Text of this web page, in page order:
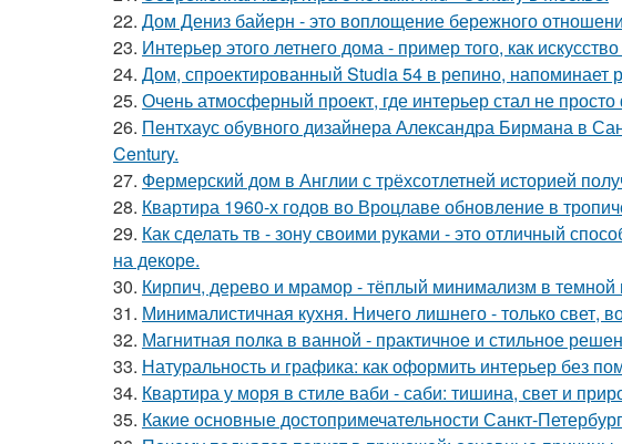
22. Дом Дениз байерн - это воплощение бережного
23. Интерьер этого летнего дома - пример того, как
24. Дом, спроектированный Studia 54 в репино, напоминает
25. Очень атмосферный проект, где интерьер стал не
26. Пентхаус обувного дизайнера Александра Бирмана в
Century.
27. Фермерский дом в Англии с трёхсотлетней историей
28. Квартира 1960-х годов во Вроцлаве обновление в
29. Как сделать тв - зону своими руками - это отличный
на декоре.
30. Кирпич, дерево и мрамор - тёплый минимализм в
31. Минималистичная кухня. Ничего лишнего - только свет,
32. Магнитная полка в ванной - практичное и стильное
33. Натуральность и графика: как оформить интерьер без
34. Квартира у моря в стиле ваби - саби: тишина, свет и
35. Какие основные достопримечательности Санкт-